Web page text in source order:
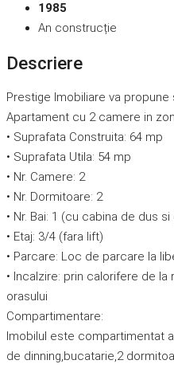
1985
An construcție
Descriere
Prestige Imobiliare va propune
Apartament cu 2 camere in
• Suprafata Construita: 64 mp
• Suprafata Utila: 54 mp
• Nr. Camere: 2
• Nr. Dormitoare: 2
• Nr. Bai: 1 (cu cabina de dus
• Etaj: 3/4 (fara lift)
• Parcare: Loc de parcare la
• Incalzire: prin calorifere de
orasului
Compartimentare:
Imobilul este compartimentat
de dinning,bucatarie,2